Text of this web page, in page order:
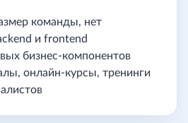
команды, нет
и frontend
бизнес-компонентов
онлайн-курсы, тренинги